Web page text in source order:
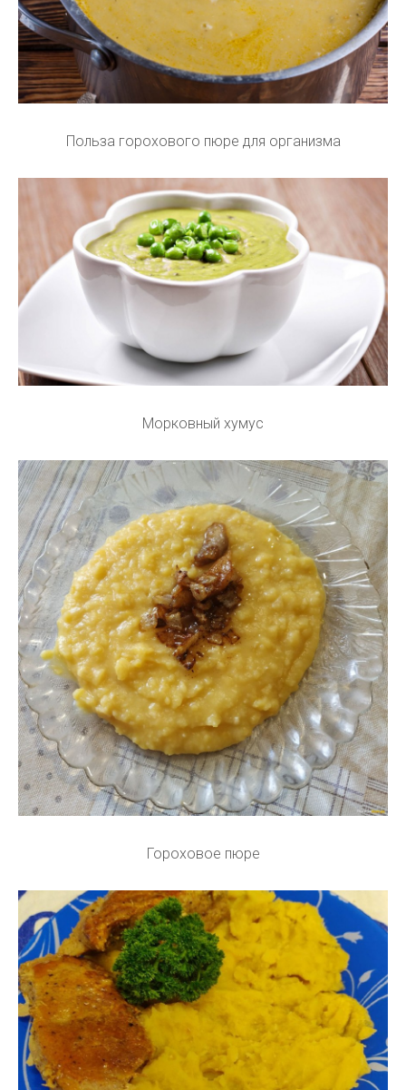
Польза горохового пюре для организма
Морковный хумус
Гороховое пюре